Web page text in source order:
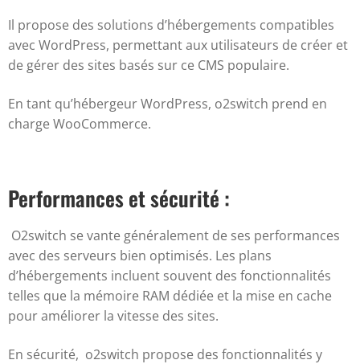
Il propose des solutions d’hébergements compatibles
avec WordPress, permettant aux utilisateurs de créer et
de gérer des sites basés sur ce CMS populaire.
En tant qu’hébergeur WordPress, o2switch prend en
charge WooCommerce.
Performances et sécurité :
O2switch se vante généralement de ses performances
avec des serveurs bien optimisés. Les plans
d’hébergements incluent souvent des fonctionnalités
telles que la mémoire RAM dédiée et la mise en cache
pour améliorer la vitesse des sites.
En sécurité, o2switch propose des fonctionnalités y